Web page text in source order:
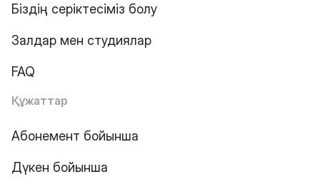
Біздің серіктесіміз болу
Залдар мен студиялар
FAQ
Құжаттар
Абонемент бойынша
Дүкен бойынша